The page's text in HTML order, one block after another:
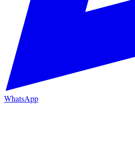
WhatsApp